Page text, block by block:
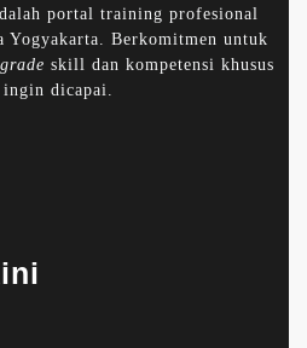
portal training profesional
Berkomitmen untuk
skill dan kompetensi khusus
ingin dicapai.